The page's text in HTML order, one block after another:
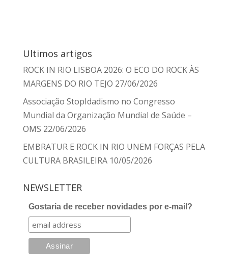
Ultimos artigos
ROCK IN RIO LISBOA 2026: O ECO DO ROCK ÀS
MARGENS DO RIO TEJO 27/06/2026
Associação StopIdadismo no Congresso
Mundial da Organização Mundial de Saúde –
OMS 22/06/2026
EMBRATUR E ROCK IN RIO UNEM FORÇAS PELA
CULTURA BRASILEIRA 10/05/2026
NEWSLETTER
Gostaria de receber novidades por e-mail?